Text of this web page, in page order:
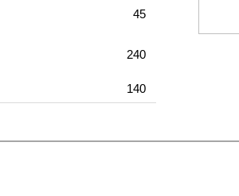
45
240
140